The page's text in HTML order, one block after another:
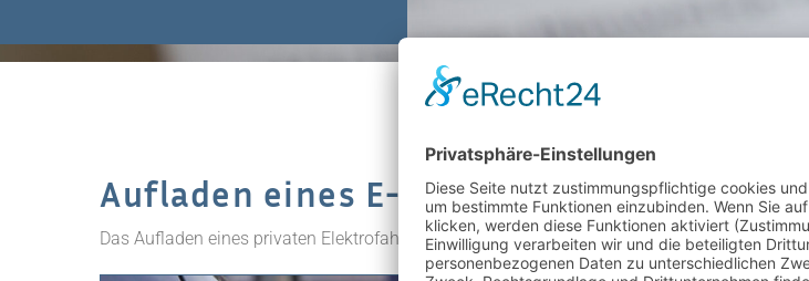
Aufladen eines E-Autos beim Arbeitgeber
Das Aufladen eines privaten Elektrofahrzeugs ist grundsätzlich steuerfrei